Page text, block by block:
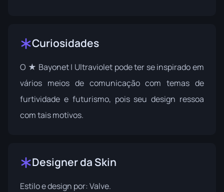
Curiosidades
O ★ Bayonet | Ultraviolet pode ter se inspirado em
vários meios de comunicação com temas de
furtividade e futurismo, pois seu design ressoa
com tais motivos.
Designer da Skin
Estilo e design por: Valve.